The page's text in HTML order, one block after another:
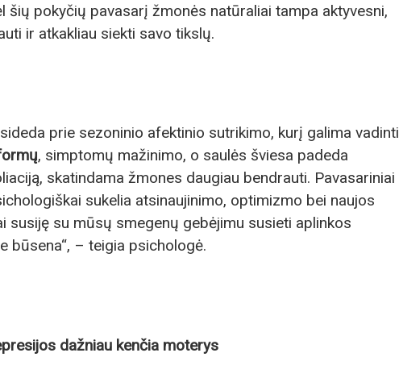
šių pokyčių pavasarį žmonės natūraliai tampa aktyvesni,
ir atkakliau siekti savo tikslų.
prie sezoninio afektinio sutrikimo, kurį galima vadinti
, simptomų mažinimo, o saulės šviesa padeda
skatindama žmones daugiau bendrauti. Pavasariniai
sukelia atsinaujinimo, optimizmo bei naujos
susiję su mūsų smegenų gebėjimu susieti aplinkos
būsena“, – teigia psichologė.
dažniau kenčia moterys